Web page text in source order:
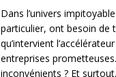
Dans l’univers
particulier, ont besoin de
qu’intervient
entreprises
inconvénients ? Et